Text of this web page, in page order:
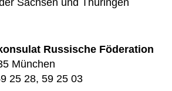
Sachsen und Thüringen
Russische Föderation
München
25 28, 59 25 03